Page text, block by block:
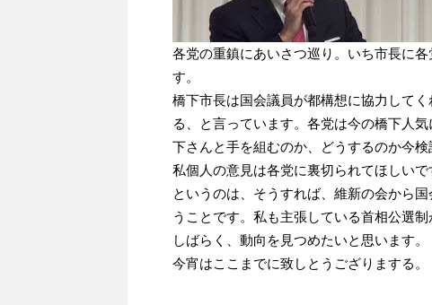
各党の重鎮にあいさつ巡り。いち市長に
す。
橋下市長は国会議員が都構想に協力して
る、と言っています。各党は今の橋下人
下さんと手を組むのか、どうするのか今検
私個人の意見は各党に裏切られてほしいで
というのは、そうすれば、維新の会から
うことです。私も主張している首相公選
しばらく、動向を見つめたいと思います。
今宵はここまでに致しとうござりまする。